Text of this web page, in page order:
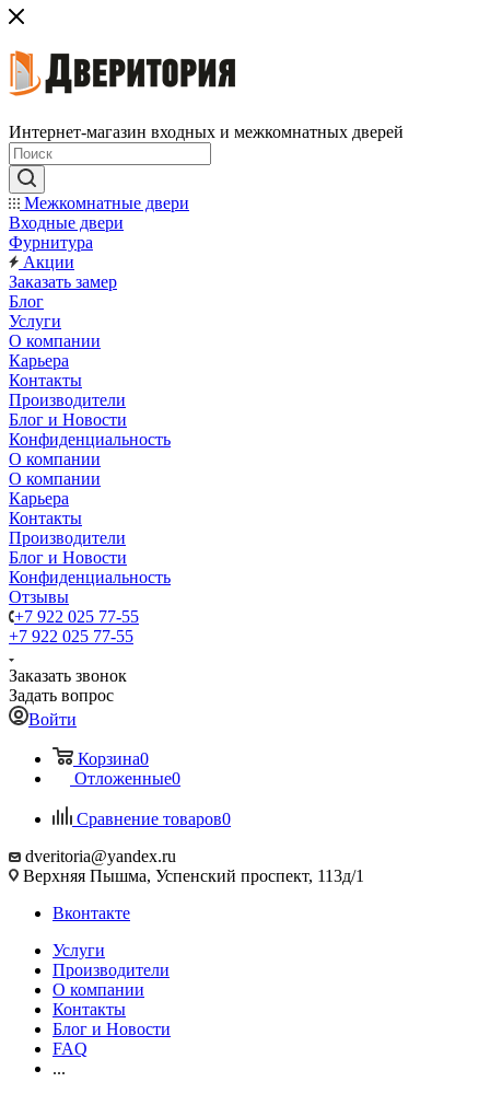
Интернет-магазин входных и межкомнатных дверей
Межкомнатные двери
Входные двери
Фурнитура
Акции
Заказать замер
Блог
Услуги
О компании
Карьера
Контакты
Производители
Блог и Новости
Конфиденциальность
О компании
О компании
Карьера
Контакты
Производители
Блог и Новости
Конфиденциальность
Отзывы
+7 922 025 77-55
+7 922 025 77-55
Заказать звонок
Задать вопрос
Войти
Корзина0
Отложенные0
Сравнение товаров0
dveritoria@yandex.ru
Верхняя Пышма, Успенский проспект, 113д/1
Вконтакте
Услуги
Производители
О компании
Контакты
Блог и Новости
FAQ
...